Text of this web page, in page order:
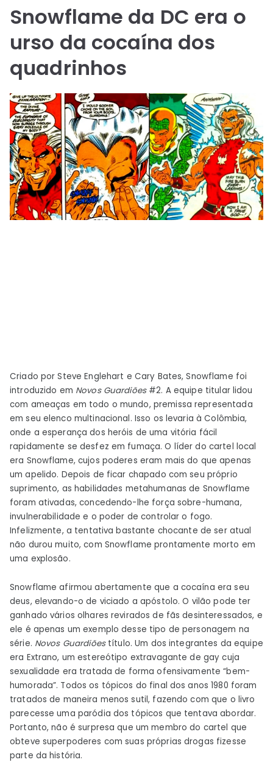
Snowflame da DC era o
urso da cocaína dos
quadrinhos
Criado por Steve Englehart e Cary Bates, Snowflame foi
introduzido em Novos Guardiões #2. A equipe titular lidou
com ameaças em todo o mundo, premissa representada
em seu elenco multinacional. Isso os levaria à Colômbia,
onde a esperança dos heróis de uma vitória fácil
rapidamente se desfez em fumaça. O líder do cartel local
era Snowflame, cujos poderes eram mais do que apenas
um apelido. Depois de ficar chapado com seu próprio
suprimento, as habilidades metahumanas de Snowflame
foram ativadas, concedendo-lhe força sobre-humana,
invulnerabilidade e o poder de controlar o fogo.
Infelizmente, a tentativa bastante chocante de ser atual
não durou muito, com Snowflame prontamente morto em
uma explosão.
Snowflame afirmou abertamente que a cocaína era seu
deus, elevando-o de viciado a apóstolo. O vilão pode ter
ganhado vários olhares revirados de fãs desinteressados, e
ele é apenas um exemplo desse tipo de personagem na
série. Novos Guardiõestítulo. Um dos integrantes da equipe
era Extrano, um estereótipo extravagante de gay cuja
sexualidade era tratada de forma ofensivamente “bem-
humorada”. Todos os tópicos do final dos anos 1980 foram
tratados de maneira menos sutil, fazendo com que o livro
parecesse uma paródia dos tópicos que tentava abordar.
Portanto, não é surpresa que um membro do cartel que
obteve superpoderes com suas próprias drogas fizesse
parte da história.